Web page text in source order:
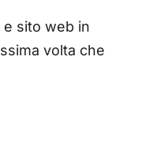
e sito web in
volta che